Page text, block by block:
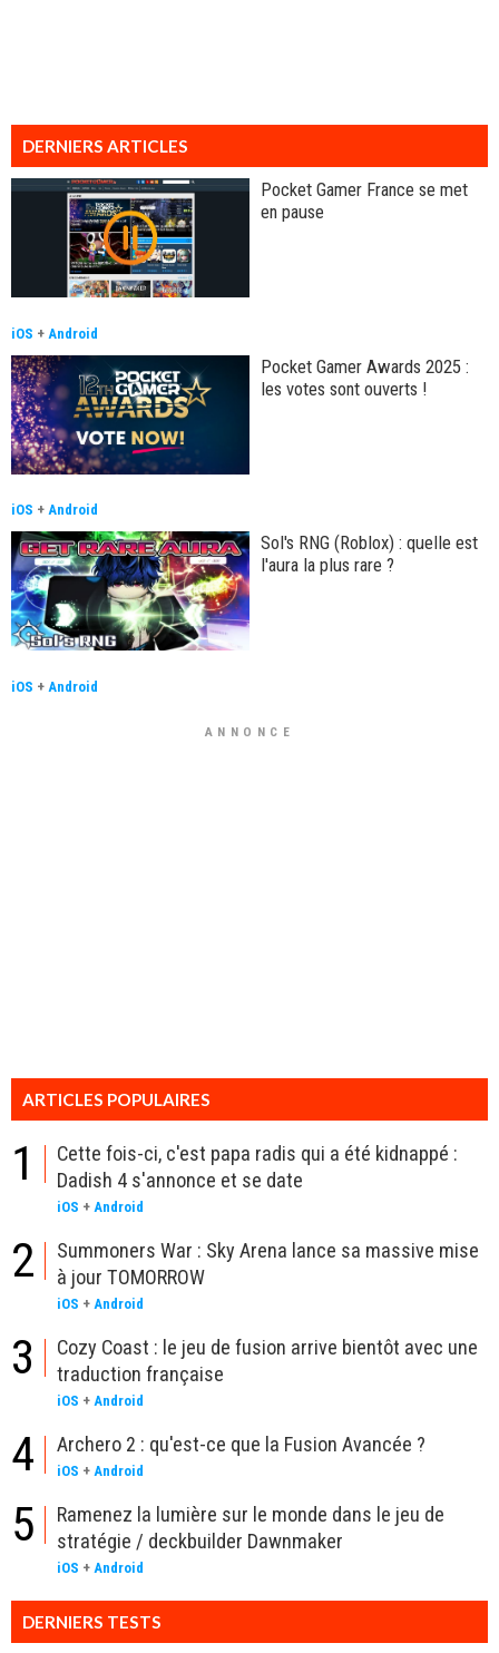
DERNIERS ARTICLES
Pocket Gamer France se met
en pause
iOS + Android
Pocket Gamer Awards 2025 :
les votes sont ouverts !
iOS + Android
Sol's RNG (Roblox) : quelle est
l'aura la plus rare ?
iOS + Android
ANNONCE
ARTICLES POPULAIRES
1
Cette fois-ci, c'est papa radis qui a été kidnappé :
Dadish 4 s'annonce et se date
iOS + Android
2
Summoners War : Sky Arena lance sa massive mise
à jour TOMORROW
iOS + Android
3
Cozy Coast : le jeu de fusion arrive bientôt avec une
traduction française
iOS + Android
4 Archero 2 : qu'est-ce que la Fusion Avancée ?
iOS + Android
5
Ramenez la lumière sur le monde dans le jeu de
stratégie / deckbuilder Dawnmaker
iOS + Android
DERNIERS TESTS